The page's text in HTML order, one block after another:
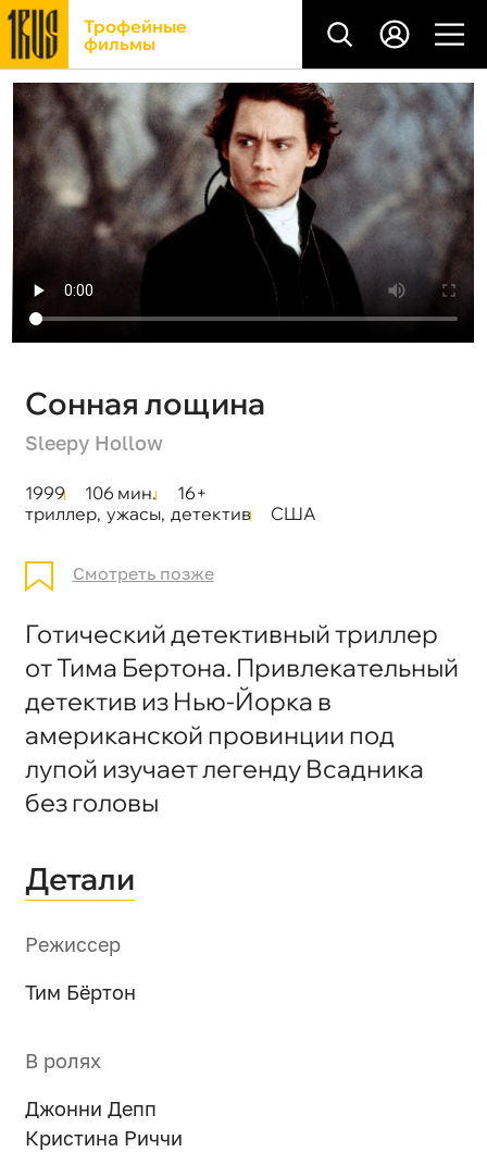
Трофейные
фильмы
Сонная лощина
Sleepy Hollow
1999 106 мин.
16+
триллер, ужасы, детектив США
Смотреть позже
Готический детективный триллер
от Тима Бертона. Привлекательный
детектив из Нью-Йорка в
американской провинции под
лупой изучает легенду Всадника
без головы
Детали
Режиссер
Тим Бёртон
В ролях
Джонни Депп
Кристина Риччи